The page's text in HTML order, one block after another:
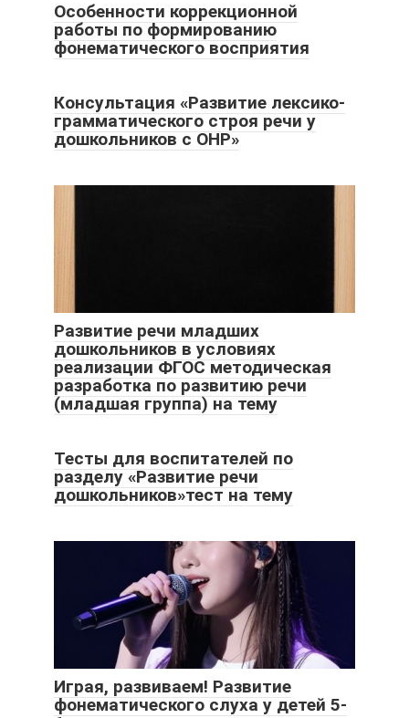
Особенности коррекционной
работы по формированию
фонематического восприятия
Консультация «Развитие лексико-
грамматического строя речи у
дошкольников с ОНР»
Развитие речи младших
дошкольников в условиях
реализации ФГОС методическая
разработка по развитию речи
(младшая группа) на тему
Тесты для воспитателей по
разделу «Развитие речи
дошкольников»тест на тему
Играя, развиваем! Развитие
фонематического слуха у детей 5-